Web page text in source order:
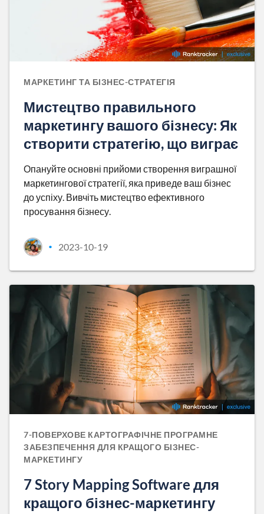
МАРКЕТИНГ ТА БІЗНЕС-СТРАТЕГІЯ
Мистецтво правильного
маркетингу вашого бізнесу: Як
створити стратегію, що виграє
Опануйте основні прийоми створення виграшної
маркетингової стратегії, яка приведе ваш бізнес
до успіху. Вивчіть мистецтво ефективного
просування бізнесу.
• 2023-10-19
7-ПОВЕРХОВЕ КАРТОГРАФІЧНЕ ПРОГРАМНЕ
ЗАБЕЗПЕЧЕННЯ ДЛЯ КРАЩОГО БІЗНЕС-
МАРКЕТИНГУ
7 Story Mapping Software для
кращого бізнес-маркетингу